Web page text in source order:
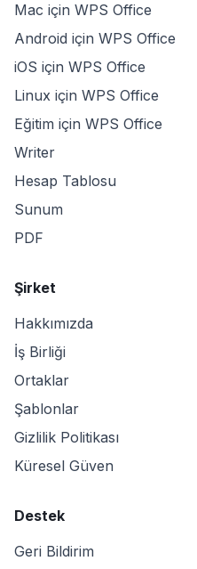
Mac için WPS Office
Android için WPS Office
iOS için WPS Office
Linux için WPS Office
Eğitim için WPS Office
Writer
Hesap Tablosu
Sunum
PDF
Şirket
Hakkımızda
İş Birliği
Ortaklar
Şablonlar
Gizlilik Politikası
Küresel Güven
Destek
Geri Bildirim